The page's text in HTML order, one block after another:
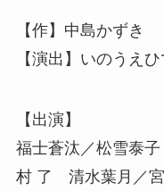
【作】中島かずき
【演出】いのうえひ
【出演】
福士蒼汰／松雪泰
村 了 清水葉月／